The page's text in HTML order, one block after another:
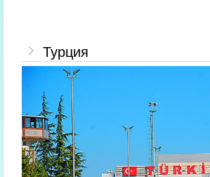
Турция